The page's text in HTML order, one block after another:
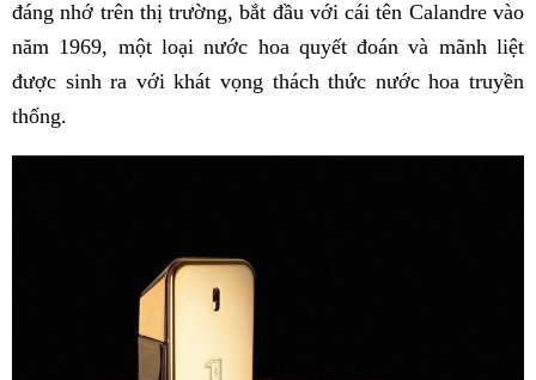
đáng nhớ trên thị trường, bắt đầu với cái tên Calandre vào
năm 1969, một loại nước hoa quyết đoán và mãnh liệt
được sinh ra với khát vọng thách thức nước hoa truyền
thống.